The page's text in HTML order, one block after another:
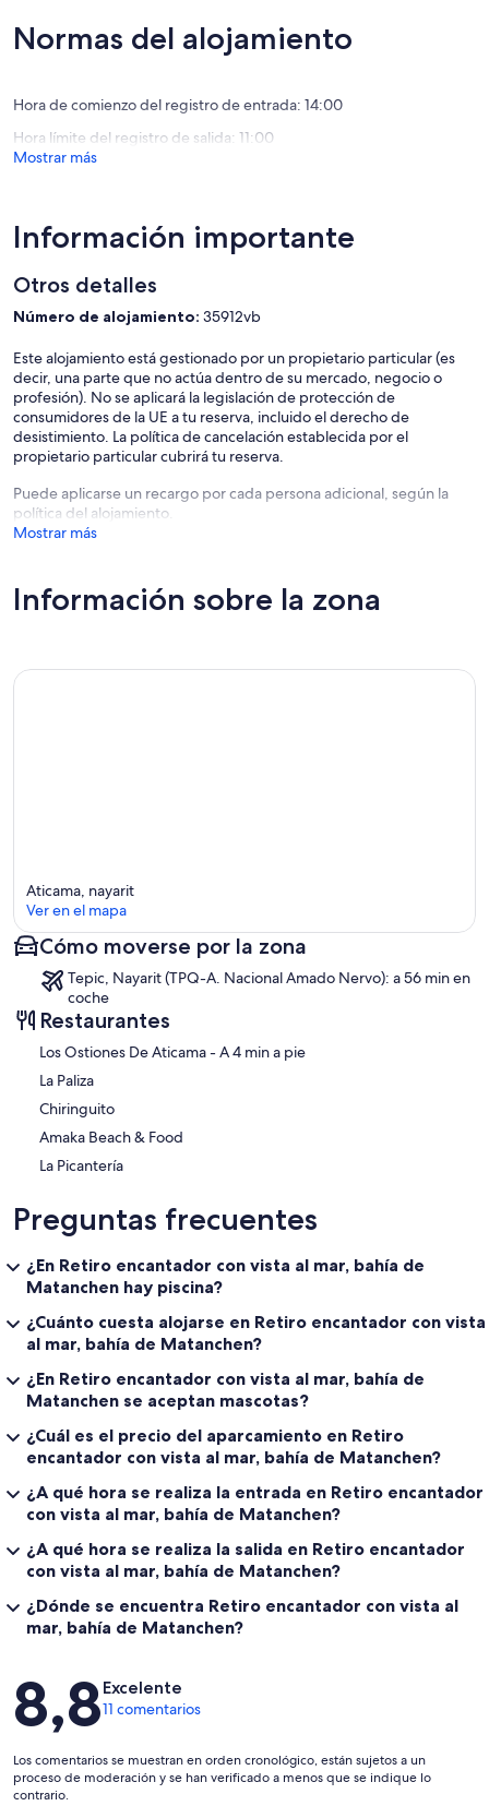
(37 comentarios)
Normas del alojamiento
Hora de comienzo del registro de entrada: 14:00
Hora límite del registro de salida: 11:00
Mostrar más
Información importante
Otros detalles
Número de alojamiento: 35912vb
Este alojamiento está gestionado por un propietario particular (es
decir, una parte que no actúa dentro de su mercado, negocio o
profesión). No se aplicará la legislación de protección de
consumidores de la UE a tu reserva, incluido el derecho de
desistimiento. La política de cancelación establecida por el
propietario particular cubrirá tu reserva.
Puede aplicarse un recargo por cada persona adicional, según la
política del alojamiento.
Mostrar más
Información sobre la zona
Mapa
Aticama, nayarit
Ver en el mapa
Cómo moverse por la zona
Tepic, Nayarit (TPQ-A. Nacional Amado Nervo): a 56 min en
coche
Restaurantes
‪Los Ostiones De Aticama - ‬A 4 min a pie
La Paliza
Chiringuito
Amaka Beach & Food
La Picantería
Preguntas frecuentes
¿En Retiro encantador con vista al mar, bahía de
Matanchen hay piscina?
¿Cuánto cuesta alojarse en Retiro encantador con vista
al mar, bahía de Matanchen?
¿En Retiro encantador con vista al mar, bahía de
Matanchen se aceptan mascotas?
¿Cuál es el precio del aparcamiento en Retiro
encantador con vista al mar, bahía de Matanchen?
¿A qué hora se realiza la entrada en Retiro encantador
con vista al mar, bahía de Matanchen?
¿A qué hora se realiza la salida en Retiro encantador
con vista al mar, bahía de Matanchen?
¿Dónde se encuentra Retiro encantador con vista al
mar, bahía de Matanchen?
Comentarios
8,8Excelente
11 comentarios
Los comentarios se muestran en orden cronológico, están sujetos a un
proceso de moderación y se han verificado a menos que se indique lo
contrario.